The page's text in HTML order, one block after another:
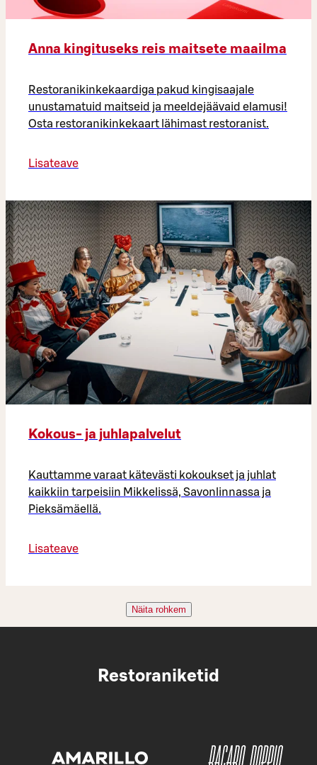
Anna kingituseks reis maitsete maailma
Restoranikinkekaardiga pakud kingisaajale
unustamatuid maitseid ja meeldejäävaid elamusi!
Osta restoranikinkekaart lähimast restoranist.
Lisateave
Kokous- ja juhlapalvelut
Kauttamme varaat kätevästi kokoukset ja juhlat
kaikkiin tarpeisiin Mikkelissä, Savonlinnassa ja
Pieksämäellä.
Lisateave
Näita rohkem
Restoraniketid